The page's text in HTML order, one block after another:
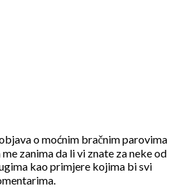
o moćnim bračnim parovima
zanima da li vi znate za neke od
kao primjere kojima bi svi